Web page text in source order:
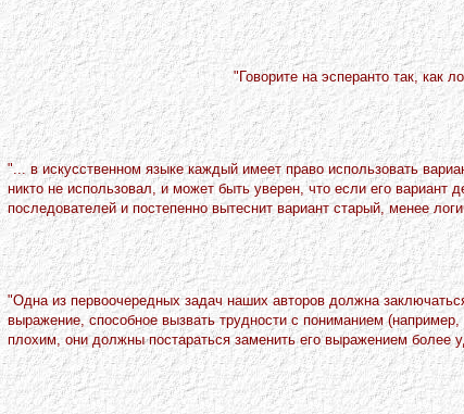
"Говорите на эсперанто так, как
"... в искусственном языке каждый имеет право использовать
никто не использовал, и может быть уверен, что если его вариант
последователей и постепенно вытеснит вариант старый, менее
"Одна из первоочередных задач наших авторов должна
выражение, способное вызвать трудности с пониманием
плохим, они должны постараться заменить его выражением более